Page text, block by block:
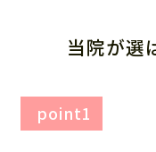
当院が選
point1